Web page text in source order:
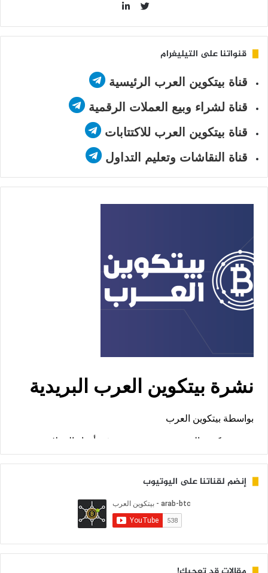
قنواتنا على التيليغرام
قناة بيتكوين العرب الرئيسية
قناة لشراء وبيع العملات الرقمية
قناة بيتكوين العرب للاكتتابات
قناة النقاشات وتعليم التداول
إنضم لقناتنا على اليوتيوب